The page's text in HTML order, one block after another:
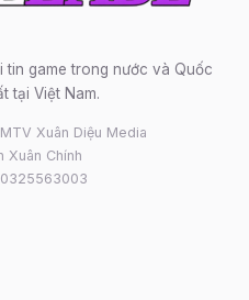
tin game trong nước và Quốc
tại Việt Nam.
Xuân Diệu Media
Xuân Chính
0325563003